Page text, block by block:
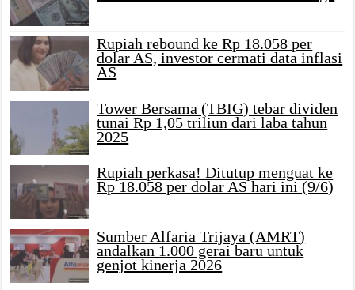
Rupiah rebound ke Rp 18.058 per
dolar AS, investor cermati data inflasi
AS
Tower Bersama (TBIG) tebar dividen
tunai Rp 1,05 triliun dari laba tahun
2025
Rupiah perkasa! Ditutup menguat ke
Rp 18.058 per dolar AS hari ini (9/6)
Sumber Alfaria Trijaya (AMRT)
andalkan 1.000 gerai baru untuk
genjot kinerja 2026